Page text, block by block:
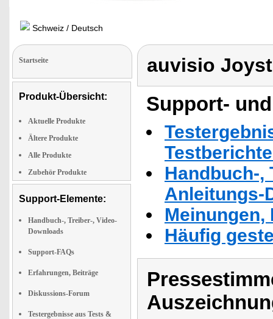
Schweiz / Deutsch
Startseite
Produkt-Übersicht:
Aktuelle Produkte
Ältere Produkte
Alle Produkte
Zubehör Produkte
Support-Elemente:
Handbuch-, Treiber-, Video-
Downloads
Support-FAQs
Erfahrungen, Beiträge
Diskussions-Forum
Testergebnisse aus Tests &
auvisio
Support-
Handbuch-,
Anleitungs-
Häufig